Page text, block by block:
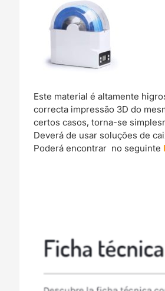
Este material é altamente
correcta impressão 3D do
certos casos, torna-se
Deverá de usar soluções de
Poderá encontrar no seguinte